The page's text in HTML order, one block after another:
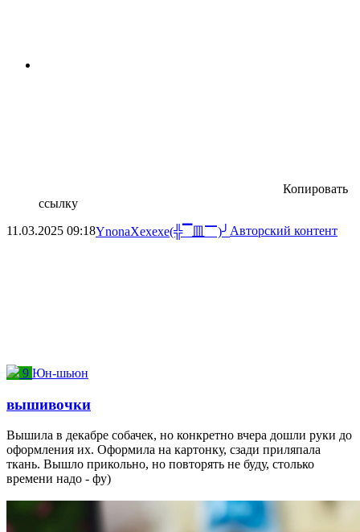
Копировать
ссылку
11.03.2025 09:18YnonaXexexe(╬▔皿▔)╯ Авторский контент
9 Юн-шьюн
вышивочки
Вышила в декабре собачек, но конкретно вчера дошли руки до
оформления их. Оформила на картонку, сзади приляпала
ткань. Вышло прикольно, но повторять не буду, столько
времени надо - фу)